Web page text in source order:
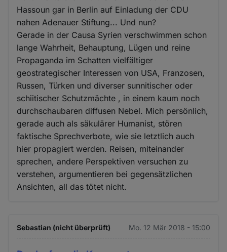
Hassoun gar in Berlin auf Einladung der CDU
nahen Adenauer Stiftung... Und nun?
Gerade in der Causa Syrien verschwimmen schon
lange Wahrheit, Behauptung, Lügen und reine
Propaganda im Schatten vielfältiger
geostrategischer Interessen von USA, Franzosen,
Russen, Türken und diverser sunnitischer oder
schiitischer Schutzmächte , in einem kaum noch
durchschaubaren diffusen Nebel. Mich persönlich,
gerade auch als säkulärer Humanist, stören
faktische Sprechverbote, wie sie letztlich auch
hier propagiert werden. Reisen, miteinander
sprechen, andere Perspektiven versuchen zu
verstehen, argumentieren bei gegensätzlichen
Ansichten, all das tötet nicht.
Sebastian (nicht überprüft) Mo. 12 Mär 2018 - 15:00